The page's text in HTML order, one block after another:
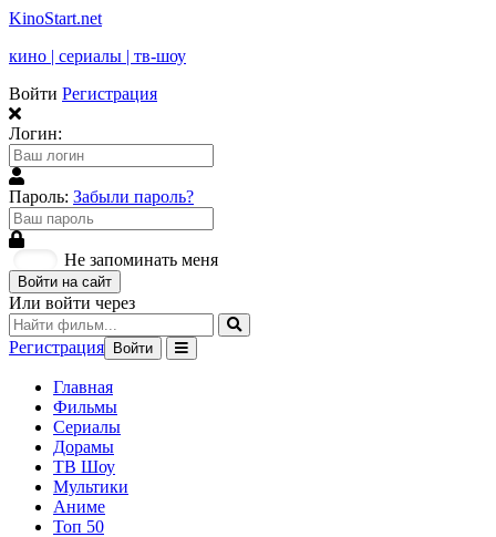
KinoStart.net
кино | сериалы | тв-шоу
Войти Регистрация
Логин:
Пароль: Забыли пароль?
Не запоминать меня
Войти на сайт
Или войти через
Регистрация Войти
Главная
Фильмы
Сериалы
Дорамы
ТВ Шоу
Мультики
Аниме
Топ 50